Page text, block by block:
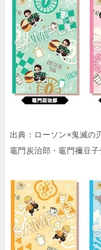
出典：ローソン×鬼滅の
竈門炭治郎・竈門禰豆子